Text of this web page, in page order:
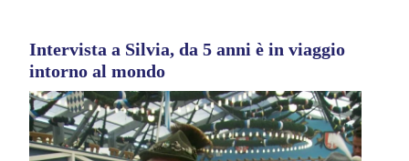
Intervista a Silvia, da 5 anni è in viaggio
intorno al mondo